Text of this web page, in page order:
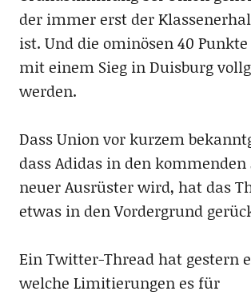
der immer erst der
ist. Und die ominösen 40
mit einem Sieg in Duisburg
werden.
Dass Union vor kurzem
dass Adidas in den kommenden
neuer Ausrüster wird, hat das
etwas in den Vordergrund
Ein Twitter-Thread hat gestern
welche Limitierungen es für